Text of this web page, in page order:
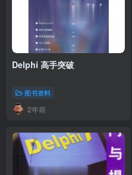
Delphi 高手突破
图书资料
2年前